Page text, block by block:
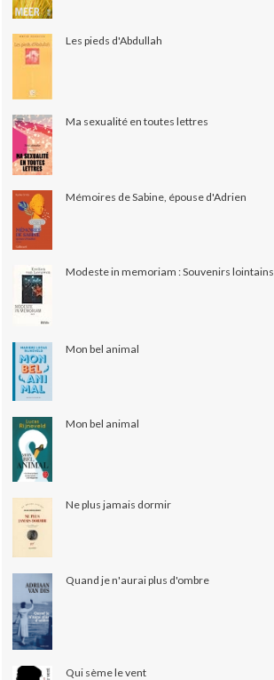
Les pieds d'Abdullah
Ma sexualité en toutes lettres
Mémoires de Sabine, épouse d'Adrien
Modeste in memoriam : Souvenirs lointains
Mon bel animal
Mon bel animal
Ne plus jamais dormir
Quand je n'aurai plus d'ombre
Qui sème le vent